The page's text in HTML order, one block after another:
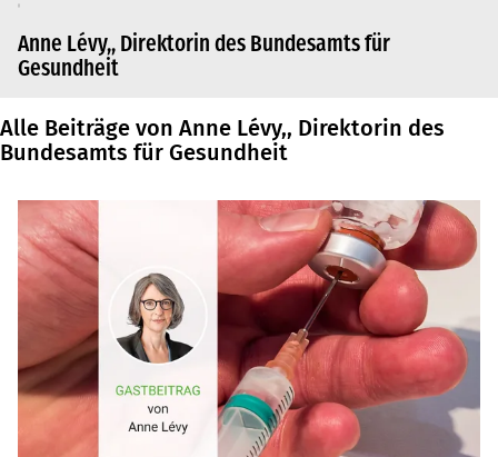
Anne Lévy,, Direktorin des Bundesamts für
Gesundheit
Alle Beiträge von Anne Lévy,, Direktorin des
Bundesamts für Gesundheit